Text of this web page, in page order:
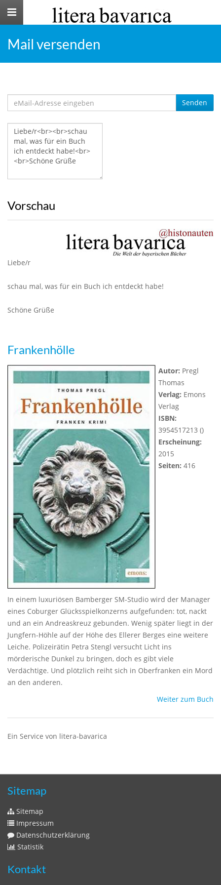
Toggle
Mail versenden
Senden
Vorschau
Liebe/r
schau mal, was für ein Buch ich entdeckt habe!
Schöne Grüße
Frankenhölle
Autor: Pregl
Thomas
Verlag: Emons
Verlag
ISBN:
3954517213 ()
Erscheinung:
2015
Seiten: 416
In einem luxuriösen Bamberger SM-Studio wird der Manager
eines Coburger Glücksspielkonzerns aufgefunden: tot, nackt
und an ein Andreaskreuz gebunden. Wenig später liegt in der
Jungfern-Höhle auf der Höhe des Ellerer Berges eine weitere
Leiche. Polizeirätin Petra Stengl versucht Licht ins
mörderische Dunkel zu bringen, doch es gibt viele
Verdächtige. Und plötzlich reiht sich in Oberfranken ein Mord
an den anderen.
Weiter zum Buch
Ein Service von litera-bavarica
Sitemap
Sitemap
Impressum
Datenschutzerklärung
Statistik
Kontakt